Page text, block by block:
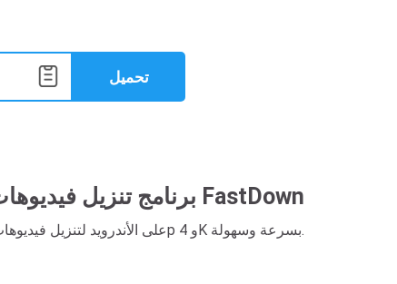
تحميل
برنامج تنزيل فيديوهات فيسبوك للأندرويد - تطبيق FastDown
قم بتثبيت تطبيق FastDown على الأندرويد لتنزيل فيديوهات فيسبوك بجودة عالية 1080p و 4K بسرعة وسهولة.